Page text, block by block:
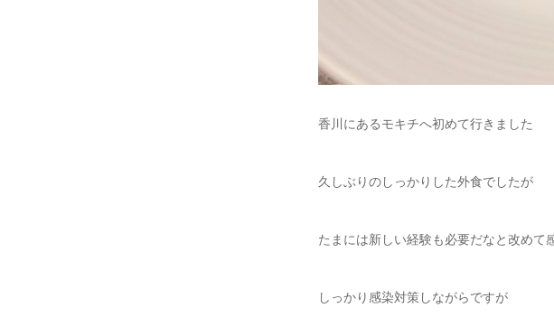
香川にあるモキチへ初めて行きました
久しぶりのしっかりした外食でしたが
たまには新しい経験も必要だなと改めて
しっかり感染対策しながらですが